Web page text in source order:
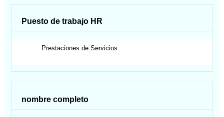
Puesto de trabajo HR
Prestaciones de Servicios
nombre completo